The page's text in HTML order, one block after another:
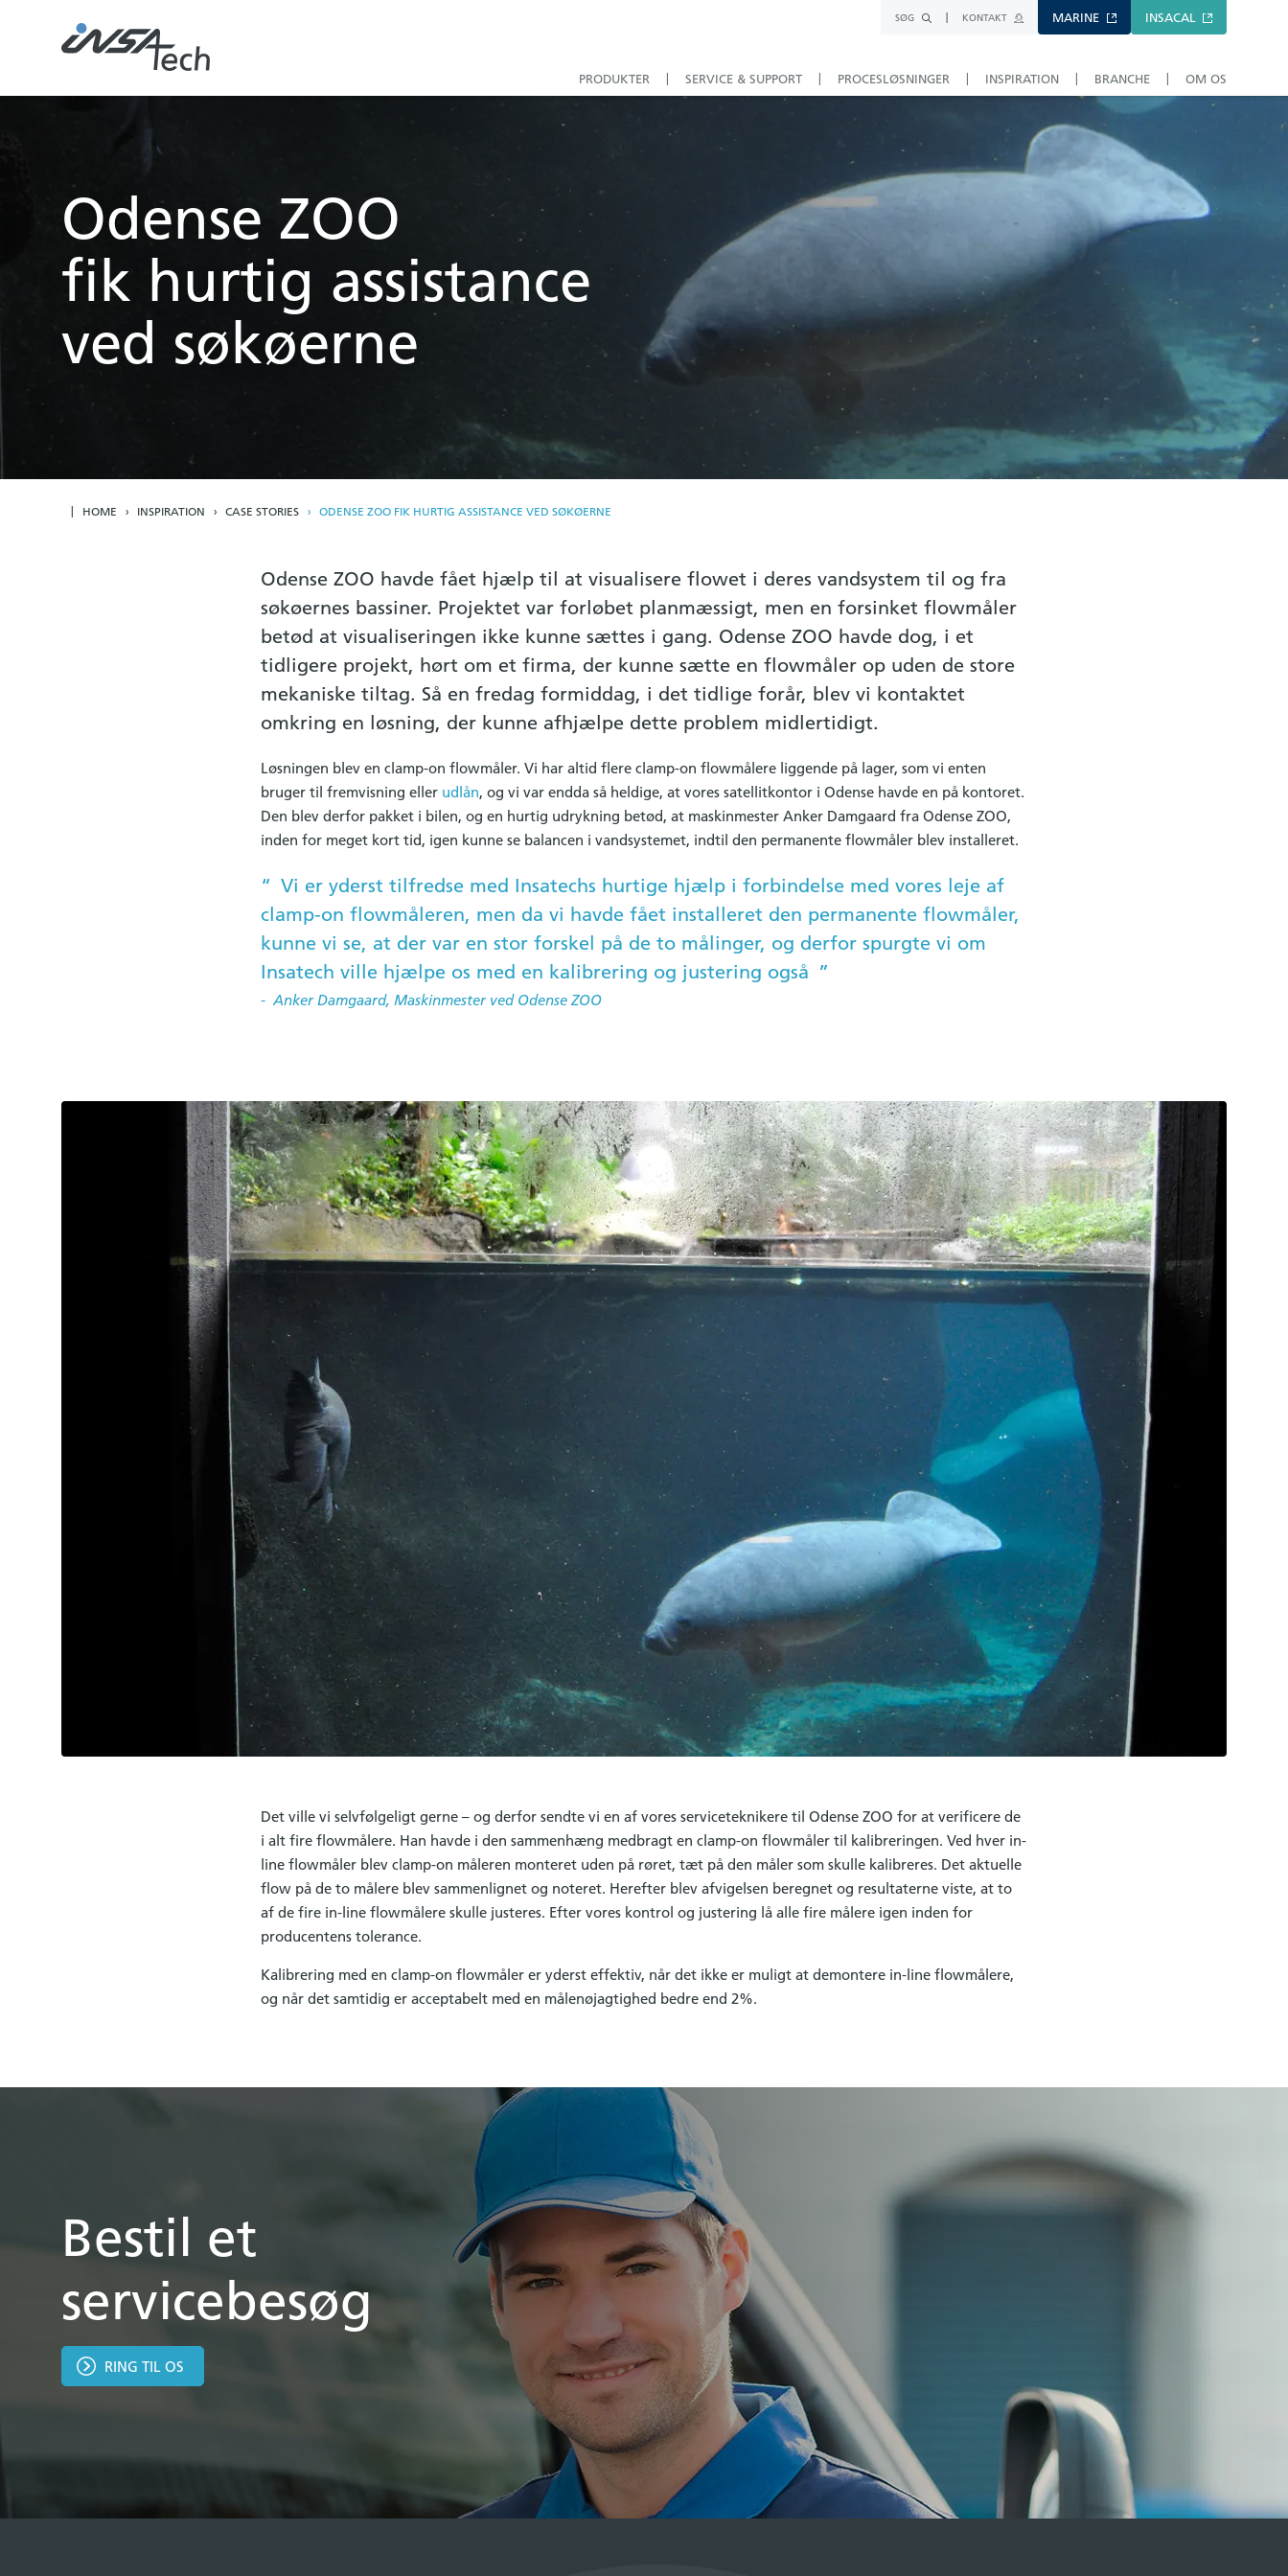
SØG KONTAKT MARINE INSACAL
PRODUKTER SERVICE & SUPPORT PROCESLØSNINGER INSPIRATION BRANCHE OM OS
Odense ZOO
fik hurtig assistance
ved søkøerne
HOME INSPIRATION CASE STORIES ODENSE ZOO FIK HURTIG ASSISTANCE VED SØKØERNE
Odense ZOO havde fået hjælp til at visualisere flowet i deres vandsystem til og fra
søkøernes bassiner. Projektet var forløbet planmæssigt, men en forsinket flowmåler
betød at visualiseringen ikke kunne sættes i gang. Odense ZOO havde dog, i et
tidligere projekt, hørt om et firma, der kunne sætte en flowmåler op uden de store
mekaniske tiltag. Så en fredag formiddag, i det tidlige forår, blev vi kontaktet
omkring en løsning, der kunne afhjælpe dette problem midlertidigt.
Løsningen blev en clamp-on flowmåler. Vi har altid flere clamp-on flowmålere liggende på lager, som vi enten
bruger til fremvisning eller udlån, og vi var endda så heldige, at vores satellitkontor i Odense havde en på kontoret.
Den blev derfor pakket i bilen, og en hurtig udrykning betød, at maskinmester Anker Damgaard fra Odense ZOO,
inden for meget kort tid, igen kunne se balancen i vandsystemet, indtil den permanente flowmåler blev installeret.
Vi er yderst tilfredse med Insatechs hurtige hjælp i forbindelse med vores leje af
clamp-on flowmåleren, men da vi havde fået installeret den permanente flowmåler,
kunne vi se, at der var en stor forskel på de to målinger, og derfor spurgte vi om
Insatech ville hjælpe os med en kalibrering og justering også
Anker Damgaard, Maskinmester ved Odense ZOO
Det ville vi selvfølgeligt gerne – og derfor sendte vi en af vores serviceteknikere til Odense ZOO for at verificere de
i alt fire flowmålere. Han havde i den sammenhæng medbragt en clamp-on flowmåler til kalibreringen. Ved hver in-
line flowmåler blev clamp-on måleren monteret uden på røret, tæt på den måler som skulle kalibreres. Det aktuelle
flow på de to målere blev sammenlignet og noteret. Herefter blev afvigelsen beregnet og resultaterne viste, at to
af de fire in-line flowmålere skulle justeres. Efter vores kontrol og justering lå alle fire målere igen inden for
producentens tolerance.
Kalibrering med en clamp-on flowmåler er yderst effektiv, når det ikke er muligt at demontere in-line flowmålere,
og når det samtidig er acceptabelt med en målenøjagtighed bedre end 2%.
Bestil et
servicebesøg
RING TIL OS